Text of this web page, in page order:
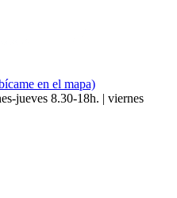
en el mapa)
jueves 8.30-18h. | viernes